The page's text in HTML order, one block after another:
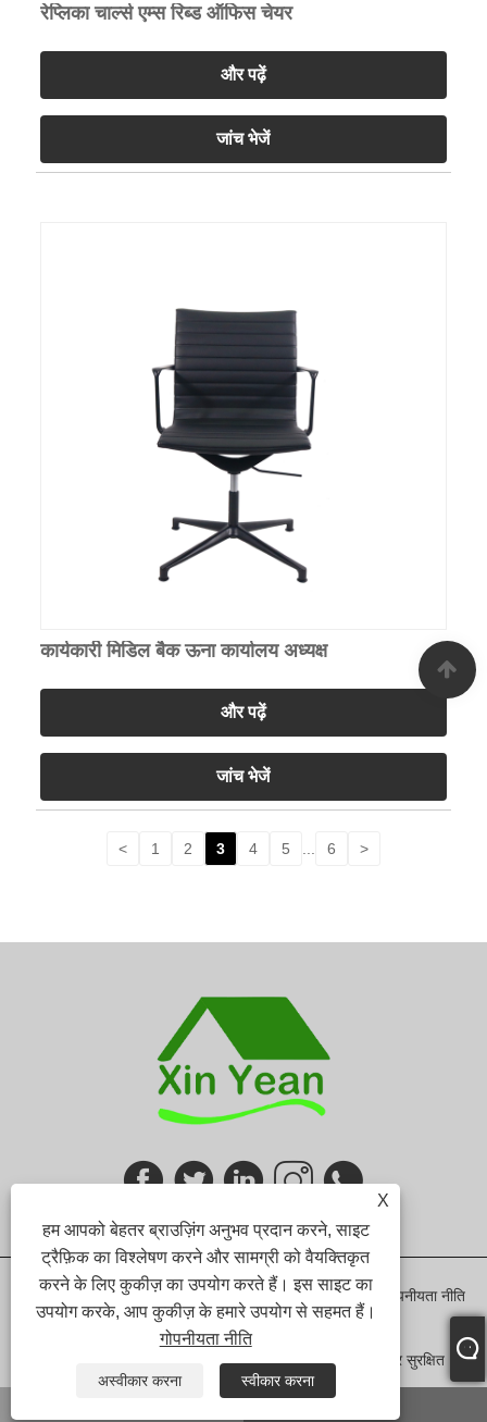
रेप्लिका चार्ल्स एम्स रिब्ड ऑफिस चेयर
और पढ़ें
जांच भेजें
कार्यकारी मिडिल बैक ऊना कार्यालय अध्यक्ष
और पढ़ें
जांच भेजें
< 1 2 3 4 5 ... 6 >
X
हम आपको बेहतर ब्राउज़िंग अनुभव प्रदान करने, साइट
ट्रैफ़िक का विश्लेषण करने और सामग्री को वैयक्तिकृत
करने के लिए कुकीज़ का उपयोग करते हैं। इस साइट का
उपयोग करके, आप कुकीज़ के हमारे उपयोग से सहमत हैं।
गोपनीयता नीति
अस्वीकार करना
स्वीकार करना
Links Sitemap RSS XML गोपनीयता नीति
कॉपीराइट © 2024 शेन्ज़ेन ज़िन येन फ़र्निचर कं, लिमिटेड। सर्वाधिकार सुरक्षित।